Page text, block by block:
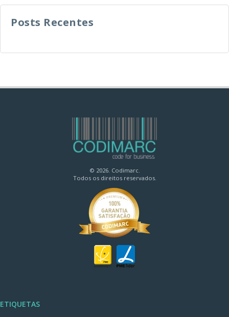
Posts Recentes
© 2026. Codimarc.
Todos os direitos reservados.
ETIQUETAS